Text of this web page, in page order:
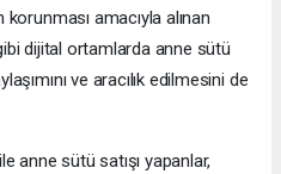
korunması amacıyla alınan
dijital ortamlarda anne sütü
ve aracılık edilmesini de
anne sütü satışı yapanlar,